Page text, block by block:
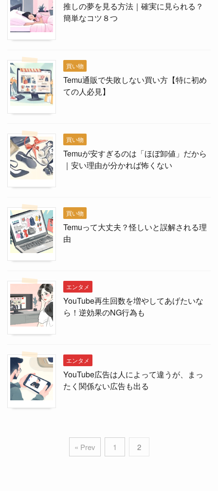
推しの夢を見る方法｜確実に見られる？
簡単なコツ８つ
買い物
Temu通販で失敗しない買い方【特に初め
ての人必見】
買い物
Temuが安すぎるのは「ほぼ卸値」だから
｜安い理由が分かれば怖くない
買い物
Temuって大丈夫？怪しいと誤解される理
由
エンタメ
YouTube再生回数を増やしてあげたいな
ら！逆効果のNG行為も
エンタメ
YouTube広告は人によって違うが、まっ
たく関係ない広告も出る
« Prev 1 2